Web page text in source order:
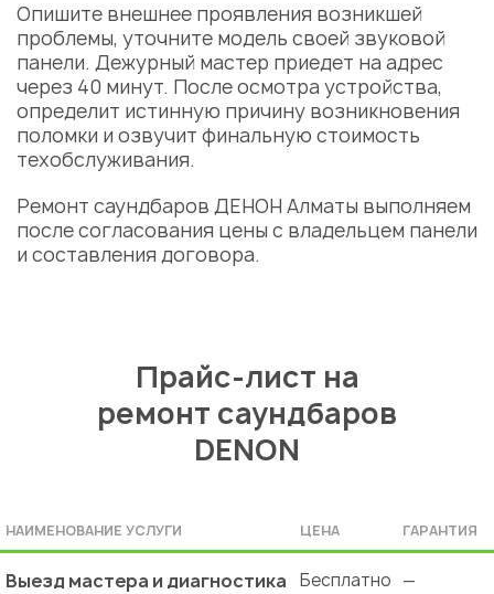
Опишите внешнее проявления возникшей
проблемы, уточните модель своей звуковой
панели. Дежурный мастер приедет на адрес
через 40 минут. После осмотра устройства,
определит истинную причину возникновения
поломки и озвучит финальную стоимость
техобслуживания.
Ремонт саундбаров ДЕНОН Алматы выполняем
после согласования цены с владельцем панели
и составления договора.
Прайс-лист на
ремонт саундбаров
DENON
НАИМЕНОВАНИЕ УСЛУГИ ЦЕНА ГАРАНТИЯ
Выезд мастера и диагностика Бесплатно —